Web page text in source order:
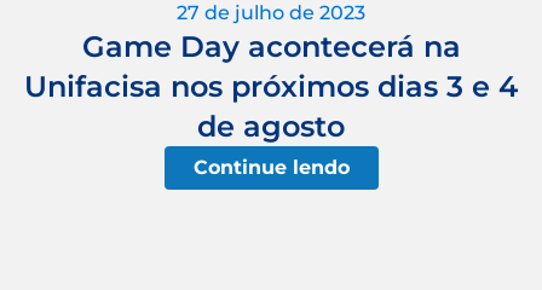
27 de julho de 2023
Game Day acontecerá na
Unifacisa nos próximos dias 3 e 4
de agosto
Continue lendo